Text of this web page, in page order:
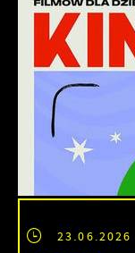
23.06.2026